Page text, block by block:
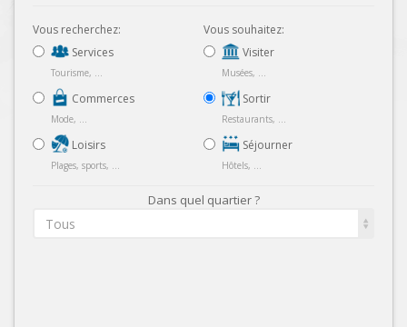
Vous recherchez:
Services
Tourisme, ...
Commerces
Mode, ...
Loisirs
Plages, sports, ...
Vous souhaitez:
Visiter
Musées, ...
Sortir
Restaurants, ...
Séjourner
Hôtels, ...
Dans quel quartier ?
Tous